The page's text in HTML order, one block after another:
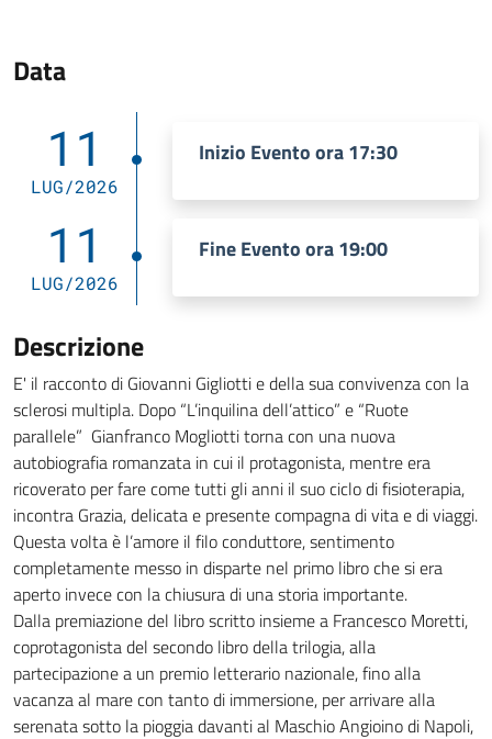
Data
11
LUG/2026
Inizio Evento ora 17:30
11
LUG/2026
Fine Evento ora 19:00
Descrizione
E' il racconto di Giovanni Gigliotti e della sua convivenza con la
sclerosi multipla. Dopo “L’inquilina dell’attico” e “Ruote
parallele” Gianfranco Mogliotti torna con una nuova
autobiografia romanzata in cui il protagonista, mentre era
ricoverato per fare come tutti gli anni il suo ciclo di fisioterapia,
incontra Grazia, delicata e presente compagna di vita e di viaggi.
Questa volta è l’amore il filo conduttore, sentimento
completamente messo in disparte nel primo libro che si era
aperto invece con la chiusura di una storia importante.
Dalla premiazione del libro scritto insieme a Francesco Moretti,
coprotagonista del secondo libro della trilogia, alla
partecipazione a un premio letterario nazionale, fino alla
vacanza al mare con tanto di immersione, per arrivare alla
serenata sotto la pioggia davanti al Maschio Angioino di Napoli,